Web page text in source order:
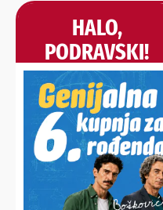
HALO,
PODRAVSKI!
Imate priču, vijest, fotku
ili video?
Nešto vas muči ili želite
nešto/nekoga pohvaliti?
Javite nam se!